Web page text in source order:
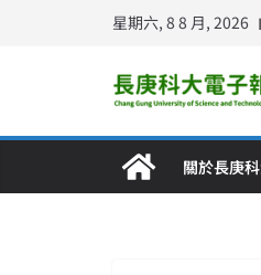
星期六, 8 8 月, 2026
關於長庚